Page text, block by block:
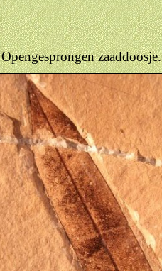
Opengesprongen zaaddoosje.